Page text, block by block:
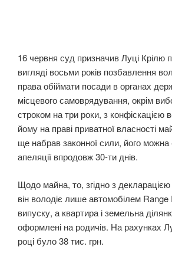
16 червня суд призначив Луці Крілю
вигляді восьми років позбавлення
права обіймати посади в органах
місцевого самоврядування, окрім
строком на три роки, з конфіскацією
йому на праві приватної власності
ще набрав законної сили, його
апеляції впродовж 30-ти днів.
Щодо майна, то, згідно з декларацією
він володіє лише автомобілем
випуску, а квартира і земельна
оформлені на родичів. На рахунках
році було 38 тис. грн.